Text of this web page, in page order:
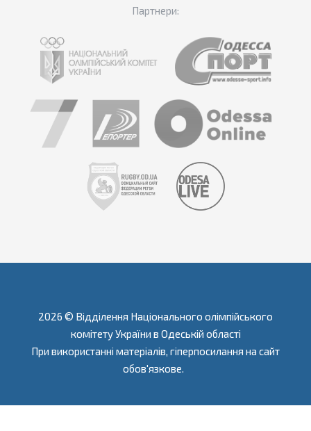
Партнери:
2026 © Відділення Національного олімпійського
комітету України в Одеській області
При використанні матеріалів, гіперпосилання на сайт
обов'язкове.